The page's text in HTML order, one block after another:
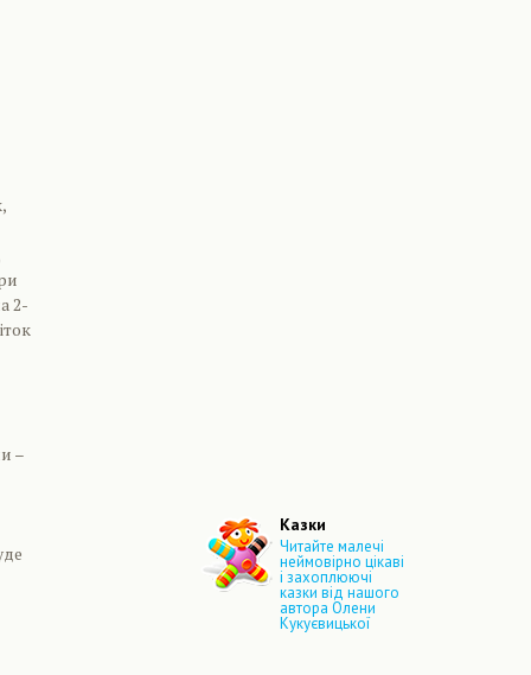
2-
–
Казки
Читайте малечі
неймовірно цікаві
і захоплюючі
казки від нашого
автора Олени
Кукуєвицької